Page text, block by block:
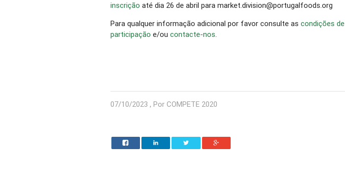
inscrição até dia 26 de abril para market.division@portugalfoods.org
Para qualquer informação adicional por favor consulte ascondições de
participação e/oucontacte-nos.
07/10/2023 , Por COMPETE 2020